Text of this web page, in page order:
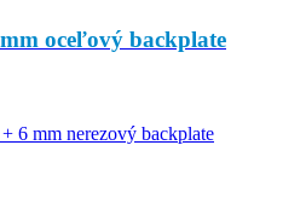
oceľový backplate